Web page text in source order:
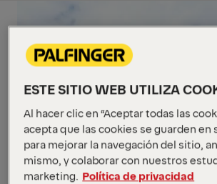
ESTE SITIO WEB UTILIZA
Al hacer clic en “Aceptar todas las
acepta que las cookies se guarden
para mejorar la navegación del sitio,
mismo, y colaborar con nuestros
marketing. Política de privacidad